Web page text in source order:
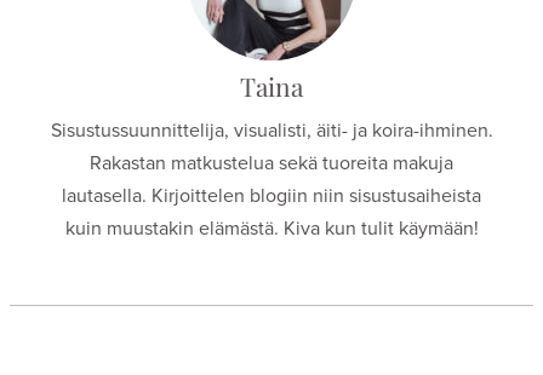
Taina
Sisustussuunnittelija, visualisti, äiti- ja koira-ihminen.
Rakastan matkustelua sekä tuoreita makuja
lautasella. Kirjoittelen blogiin niin sisustusaiheista
kuin muustakin elämästä. Kiva kun tulit käymään!